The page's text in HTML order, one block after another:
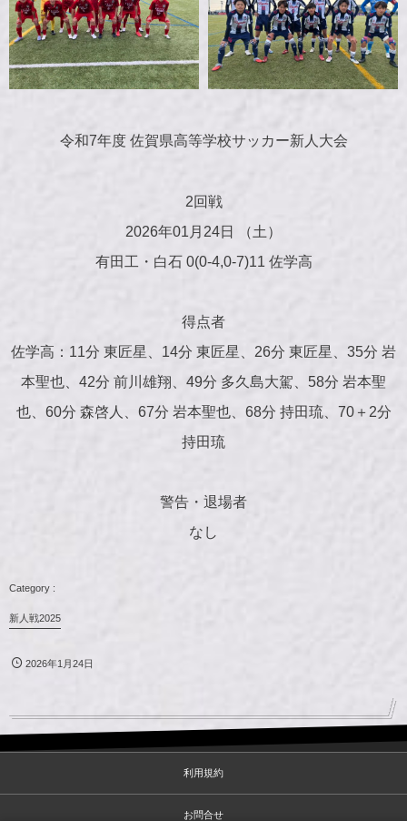
令和7年度 佐賀県高等学校サッカー新人大会
2回戦
2026年01月24日 （土）
有田工・白石 0(0-4,0-7)11 佐学高
得点者
佐学高：11分 東匠星、14分 東匠星、26分 東匠星、35分 岩
本聖也、42分 前川雄翔、49分 多久島大駕、58分 岩本聖
也、60分 森啓人、67分 岩本聖也、68分 持田琉、70＋2分
持田琉
警告・退場者
なし
新人戦2025
2026年1月24日
利用規約
お問合せ